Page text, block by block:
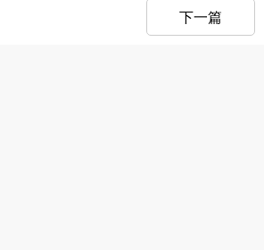
下一篇